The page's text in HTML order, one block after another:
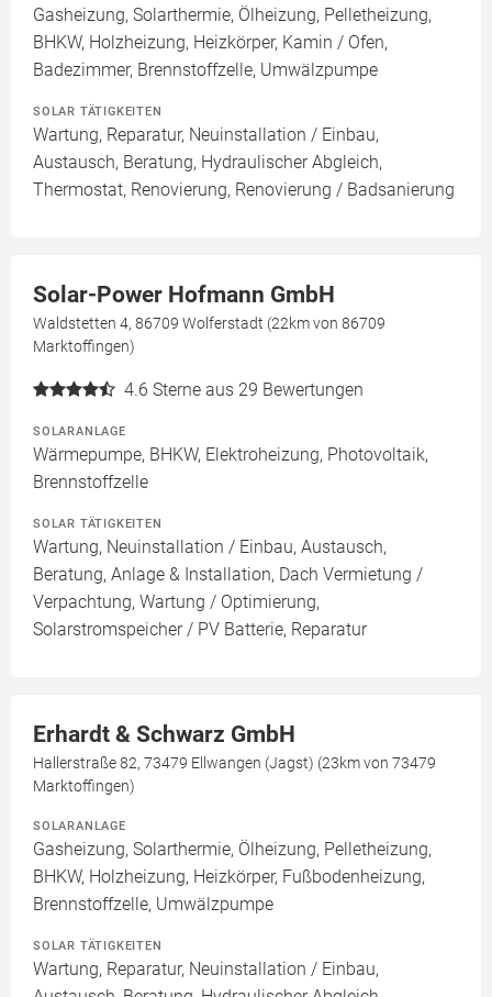
Gasheizung, Solarthermie, Ölheizung, Pelletheizung,
BHKW, Holzheizung, Heizkörper, Kamin / Ofen,
Badezimmer, Brennstoffzelle, Umwälzpumpe
SOLAR TÄTIGKEITEN
Wartung, Reparatur, Neuinstallation / Einbau,
Austausch, Beratung, Hydraulischer Abgleich,
Thermostat, Renovierung, Renovierung / Badsanierung
Solar-Power Hofmann GmbH
Waldstetten 4, 86709 Wolferstadt (22km von 86709
Marktoffingen)
4.6 Sterne aus 29 Bewertungen
SOLARANLAGE
Wärmepumpe, BHKW, Elektroheizung, Photovoltaik,
Brennstoffzelle
SOLAR TÄTIGKEITEN
Wartung, Neuinstallation / Einbau, Austausch,
Beratung, Anlage & Installation, Dach Vermietung /
Verpachtung, Wartung / Optimierung,
Solarstromspeicher / PV Batterie, Reparatur
Erhardt & Schwarz GmbH
Hallerstraße 82, 73479 Ellwangen (Jagst) (23km von 73479
Marktoffingen)
SOLARANLAGE
Gasheizung, Solarthermie, Ölheizung, Pelletheizung,
BHKW, Holzheizung, Heizkörper, Fußbodenheizung,
Brennstoffzelle, Umwälzpumpe
SOLAR TÄTIGKEITEN
Wartung, Reparatur, Neuinstallation / Einbau,